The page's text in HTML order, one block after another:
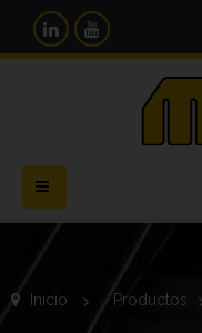
Navegación
Toggle
Inicio > Productos